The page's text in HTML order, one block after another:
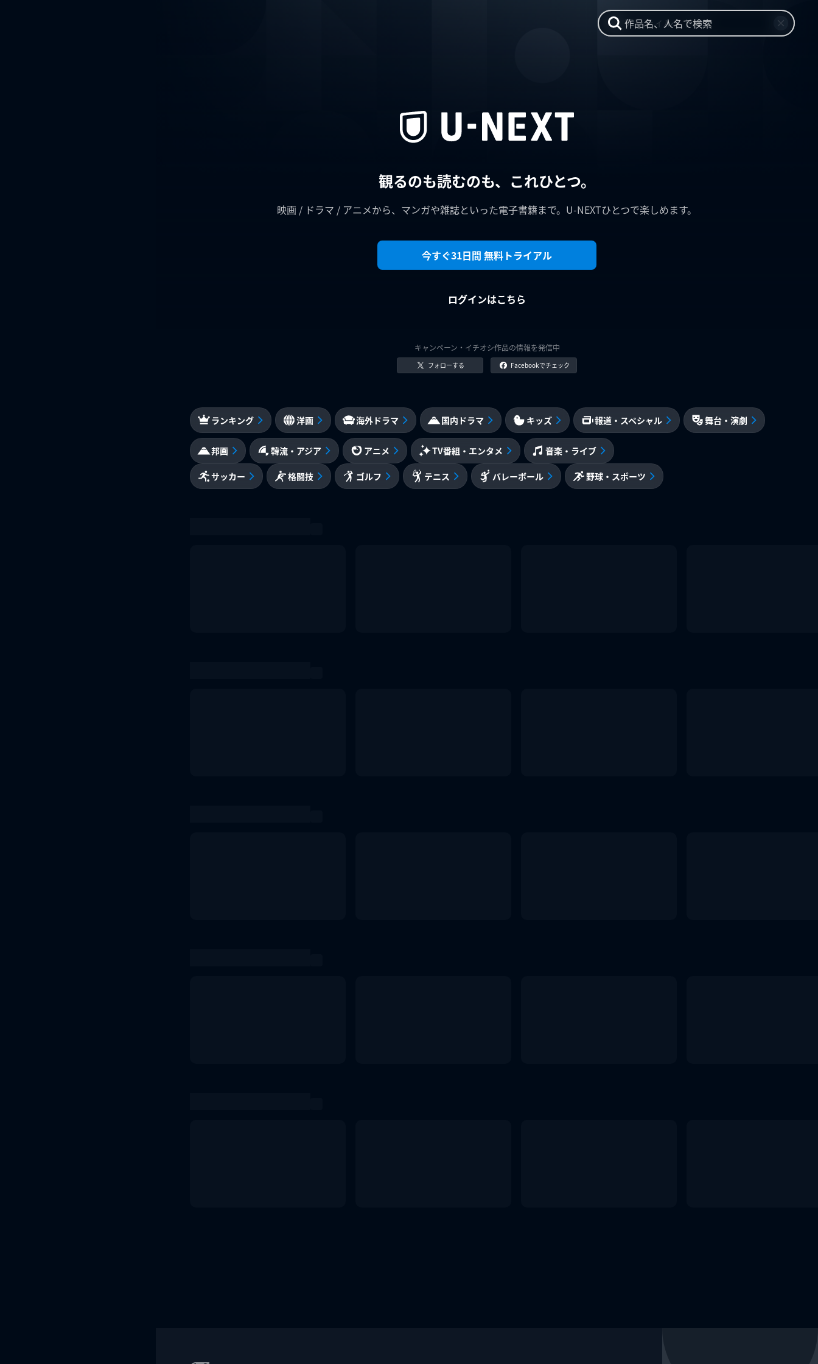
作品名、人名で検索
観るのも読むのも、これひとつ。
映画 / ドラマ / アニメから、マンガや雑誌といった電子書籍まで。U-NEXTひとつで楽しめます。
今すぐ31日間 無料トライアル
ログインはこちら
キャンペーン・イチオシ作品の情報を発信中
フォローする Facebookでチェック
ランキング 洋画 海外ドラマ 国内ドラマ キッズ 報道・スペシャル 舞台・演劇
邦画 韓流・アジア アニメ TV番組・エンタメ 音楽・ライブ
サッカー 格闘技 ゴルフ テニス バレーボール 野球・スポーツ